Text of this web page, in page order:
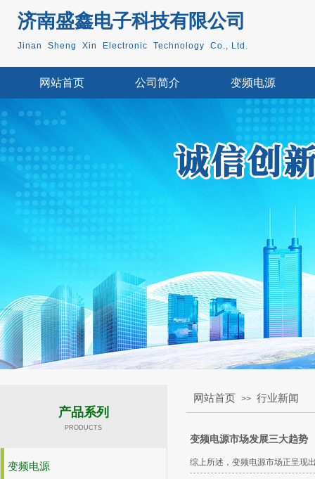
济南盛鑫电子科技有限公司
Jinan Sheng Xin Electronic Technology Co., Ltd.
网站首页 公司简介 变频电源
产品系列
PRODUCTS
网站首页 >> 行业新闻
变频电源市场发展三大趋势
综上所述，变频电源市场正呈现
变频电源